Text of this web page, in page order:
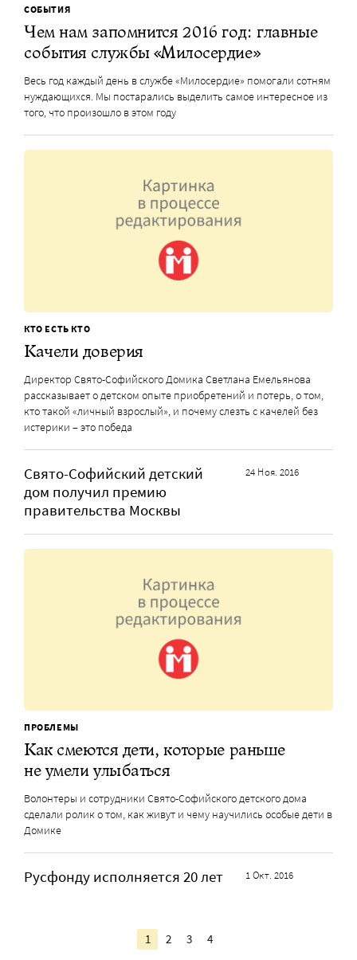
СОБЫТИЯ
Чем нам запомнится 2016 год: главные
события службы «Милосердие»
Весь год каждый день в службе «Милосердие» помогали сотням
нуждающихся. Мы постарались выделить самое интересное из
того, что произошло в этом году
КТО ЕСТЬ КТО
Качели доверия
Директор Свято-Софийского Домика Светлана Емельянова
рассказывает о детском опыте приобретений и потерь, о том,
кто такой «личный взрослый», и почему слезть с качелей без
истерики – это победа
Свято-Софийский детский
дом получил премию
правительства Москвы
24 Ноя. 2016
ПРОБЛЕМЫ
Как смеются дети, которые раньше
не умели улыбаться
Волонтеры и сотрудники Свято-Софийского детского дома
сделали ролик о том, как живут и чему научились особые дети в
Домике
Русфонду исполняется 20 лет 1 Окт. 2016
1 2 3 4